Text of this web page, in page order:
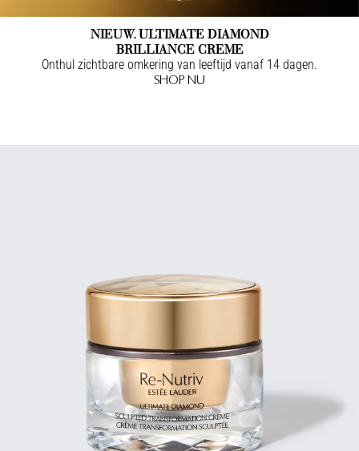
NIEUW. ULTIMATE DIAMOND
BRILLIANCE CREME
Onthul zichtbare omkering van leeftijd vanaf 14 dagen.
SHOP NU